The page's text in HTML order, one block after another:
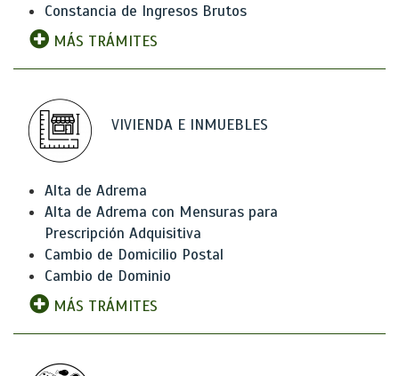
Constancia de Ingresos Brutos
MÁS TRÁMITES
VIVIENDA E INMUEBLES
Alta de Adrema
Alta de Adrema con Mensuras para
Prescripción Adquisitiva
Cambio de Domicilio Postal
Cambio de Dominio
MÁS TRÁMITES